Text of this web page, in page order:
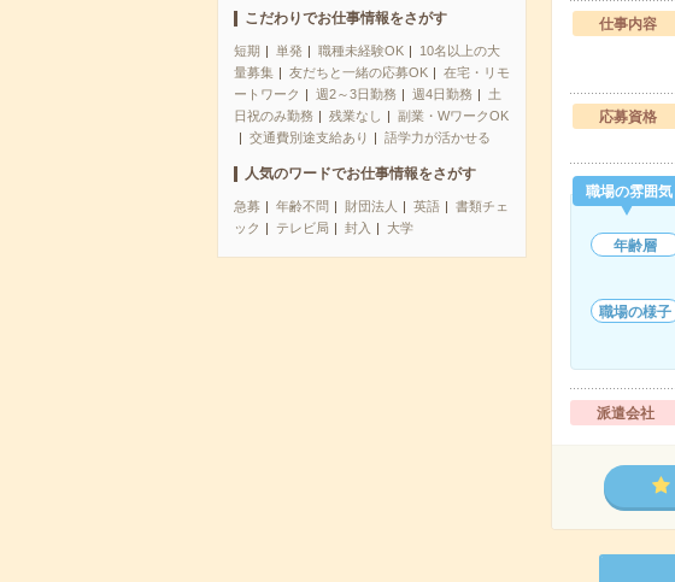
こだわりでお仕事情報をさがす
短期 単発 職種未経験OK
10名以上の大
量募集
友だちと一緒の応募OK
在宅・リモ
ートワーク
週2～3日勤務 週4日勤務
土
日祝のみ勤務
残業なし
副業・WワークOK
交通費別途支給あり
語学力が活かせる
人気のワードでお仕事情報をさがす
急募 年齢不問 財団法人 英語
書類チェ
ック
テレビ局 封入 大学
仕事内容
応募資格
職場の雰囲気
年齢層
職場の様子
派遣会社